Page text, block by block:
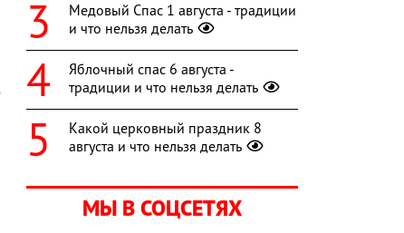
Медовый Спас 1 августа - традиции
и что нельзя делать
Яблочный спас 6 августа -
традиции и что нельзя делать
Какой церковный праздник 8
августа и что нельзя делать
МЫ В СОЦСЕТЯХ